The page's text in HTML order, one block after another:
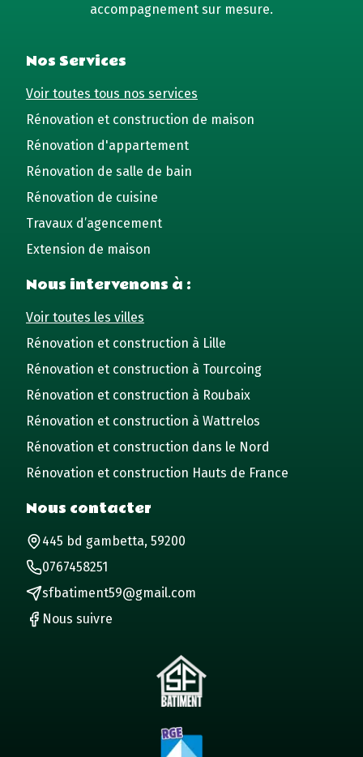
accompagnement sur mesure.
Nos Services
Voir toutes tous nos services
Rénovation et construction de maison
Rénovation d'appartement
Rénovation de salle de bain
Rénovation de cuisine
Travaux d’agencement
Extension de maison
Nous intervenons à :
Voir toutes les villes
Rénovation et construction à Lille
Rénovation et construction à Tourcoing
Rénovation et construction à Roubaix
Rénovation et construction à Wattrelos
Rénovation et construction dans le Nord
Rénovation et construction Hauts de France
Nous contacter
445 bd gambetta, 59200
0767458251
sfbatiment59@gmail.com
Nous suivre